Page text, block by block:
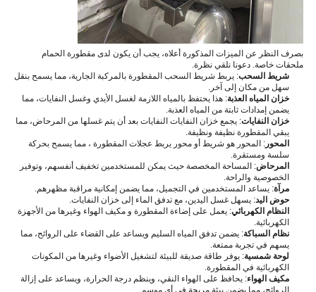
بصرف النظر عن الميزات المذكورة أعلاه، يجب أن يكون لدى مقطورة الحمام
ملحقات خاصة. دعونا نلقي نظرة.
شريط السحب: يربط شريط السحب المقطورة بالمركبة الجارية، مما يسمح بنقل
سهل من مكان إلى آخر.
خزان المياه العذبة: هذا يحتفظ بالمياه اللازمة لغسل الأيدي وغسل النفايات، مما
يضمن إمدادات ثابتة من المياه العذبة.
خزان النفايات: يجمع خزان النفايات النفايات بعد أن يتم غسلها من المرحاض، مما
يبقي المقطورة نظيفة ونظيفة.
المحور : المحور هو شريط أو محور يربط عجلات المقطورة ، مما يسمح بحركة
سلسة ومستقرة.
المرحاض: المساحة المخصصة حيث يمكن للمستخدمين تخفيف أنفسهم، وتوفير
الخصوصية والراحة.
مرآة: يساعد المستخدمين في التجميل، مما يضمن إمكانية مراقبة مظهرهم.
حوض اليد: يسهل غسل اليدين، مع تدفق الماء إلى خزان النفايات.
النظام الكهربائي: يعمل على إضاءة المقطورة و مكيف الهواء وغيرها من الأجهزة
الكهربائية.
نظام السباكة: يضمن تدفق المياه السليم ويساعد على القضاء على الروائح، مما
يسهم في تجربة ممتعة.
لوحة شمسية: يوفر طاقة صديقة للبيئة لتشغيل الأضواء وغيرها من المكونات
الكهربائية في المقطورة.
مكيف الهواء: يحافظ على الهواء النقي، وينظم درجة الحرارة، ويساعد على إزالة
الروائح، مما يضمن بيئة مريحة في أي موسم.